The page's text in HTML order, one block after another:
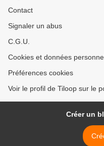
Contact
Signaler un abus
C.G.U.
Cookies et données
Préférences cookies
Voir le profil de Tiloop sur le
Créer un